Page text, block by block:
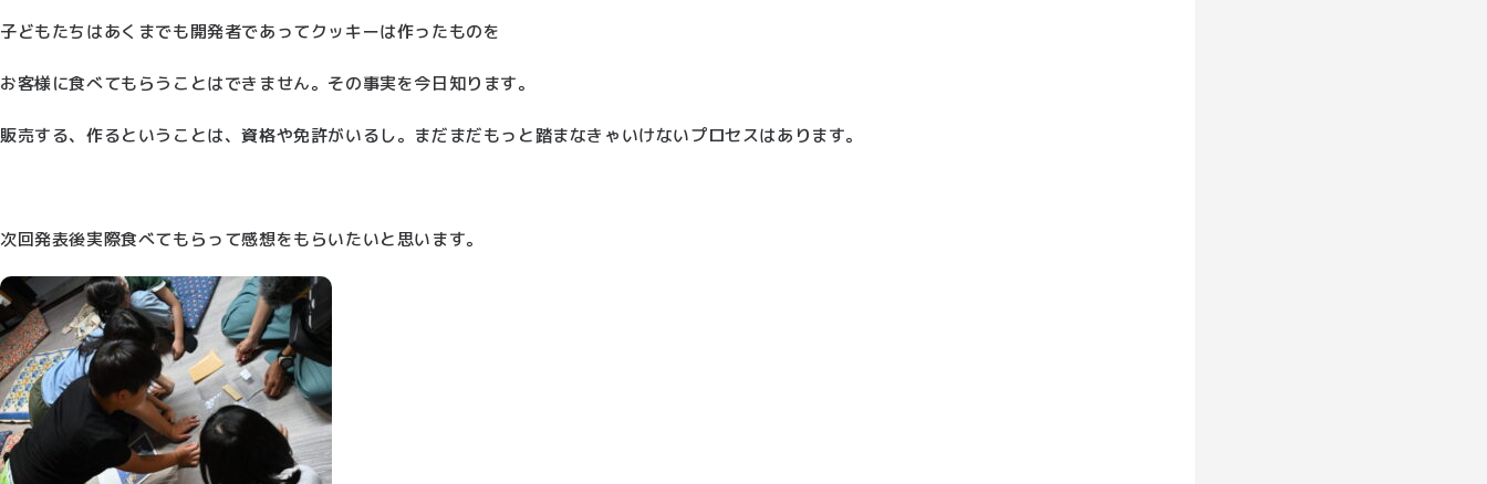
子どもたちはあくまでも開発者であってクッキーは作ったものを
お客様に食べてもらうことはできません。その事実を今日知ります。
販売する、作るということは、資格や免許がいるし。まだまだもっと踏まなきゃいけないプロセスはあります。
次回発表後実際食べてもらって感想をもらいたいと思います。